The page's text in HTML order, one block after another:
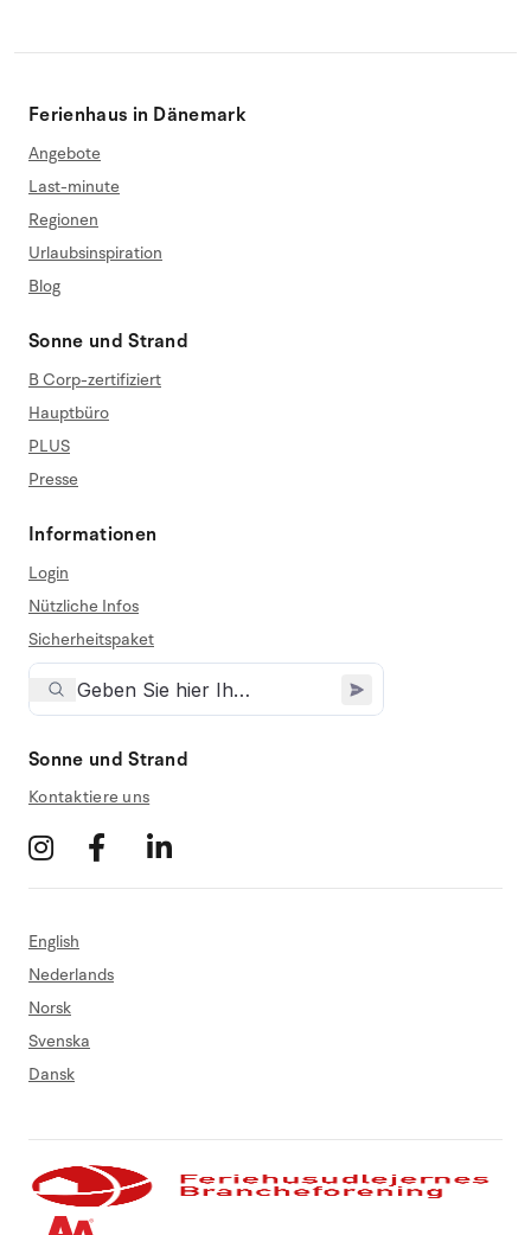
Ferienhaus in Dänemark
Angebote
Last-minute
Regionen
Urlaubsinspiration
Blog
Sonne und Strand
B Corp-zertifiziert
Hauptbüro
PLUS
Presse
Informationen
Login
Nützliche Infos
Sicherheitspaket
Sonne und Strand
Kontaktiere uns
English
Nederlands
Norsk
Svenska
Dansk